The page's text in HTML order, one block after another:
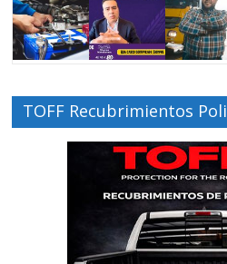
TOFF Recubrimientos